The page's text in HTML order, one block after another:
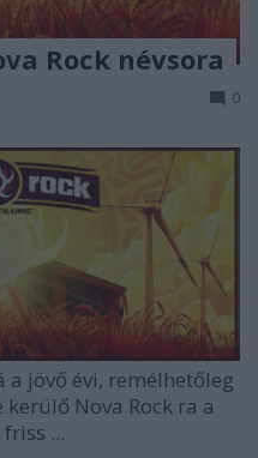
Rock névsora
0
a jövő évi, remélhetőleg
kerülő Nova Rock ra a
...